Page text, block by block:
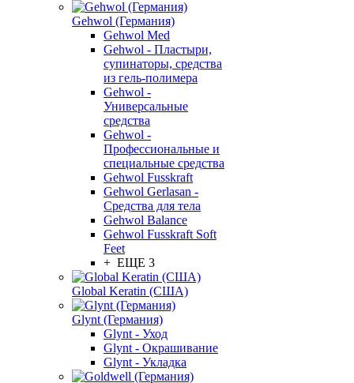
Gehwol (Германия)
Gehwol Med
Gehwol - Пластыри,
супинаторы, средства
из гель-полимера
Gehwol -
Универсальные
средства
Gehwol -
Профессиональные и
специальные средства
Gehwol Fusskraft
Gehwol Gerlasan -
Средства для тела
Gehwol Balance
Gehwol Fusskraft Soft
Feet
+ ЕЩЕ 3
Global Keratin (США)
Glynt (Германия)
Glynt - Уход
Glynt - Окрашивание
Glynt - Укладка